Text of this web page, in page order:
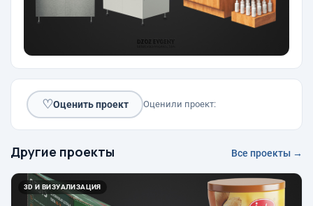
♡Оценить проект Оценили проект:
Другие проекты Все проекты →
3D И ВИЗУАЛИЗАЦИЯ